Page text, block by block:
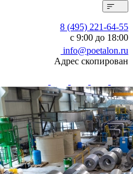
8 (495) 221-64-55
с 9:00 до 18:00
info@poetalon.ru
Адрес скопирован